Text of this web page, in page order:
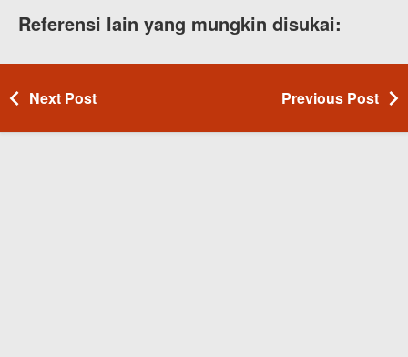
Referensi lain yang mungkin disukai:
Next Post Previous Post